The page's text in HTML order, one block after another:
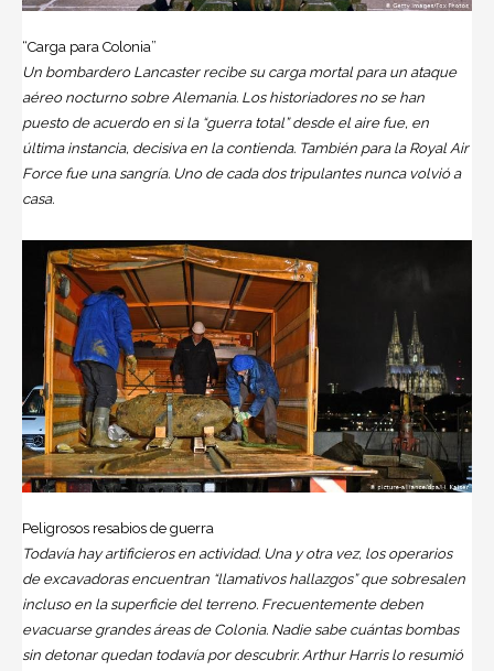
“Carga para Colonia”
Un bombardero Lancaster recibe su carga mortal para un ataque
aéreo nocturno sobre Alemania. Los historiadores no se han
puesto de acuerdo en si la “guerra total” desde el aire fue, en
última instancia, decisiva en la contienda. También para la Royal Air
Force fue una sangría. Uno de cada dos tripulantes nunca volvió a
casa.
Peligrosos resabios de guerra
Todavía hay artificieros en actividad. Una y otra vez, los operarios
de excavadoras encuentran “llamativos hallazgos” que sobresalen
incluso en la superficie del terreno. Frecuentemente deben
evacuarse grandes áreas de Colonia. Nadie sabe cuántas bombas
sin detonar quedan todavía por descubrir. Arthur Harris lo resumió